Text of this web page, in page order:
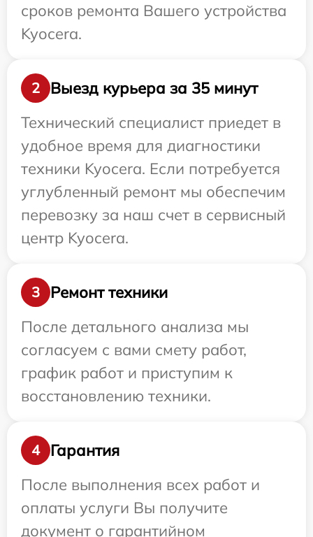
сроков ремонта Вашего устройства
Kyocera.
2
Выезд курьера за 35 минут
Технический специалист приедет в
удобное время для диагностики
техники Kyocera. Если потребуется
углубленный ремонт мы обеспечим
перевозку за наш счет в сервисный
центр Kyocera.
3
Ремонт техники
После детального анализа мы
согласуем с вами смету работ,
график работ и приступим к
восстановлению техники.
4
Гарантия
После выполнения всех работ и
оплаты услуги Вы получите
документ о гарантийном